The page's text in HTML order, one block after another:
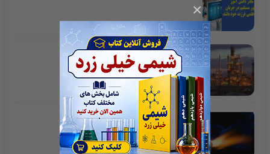
×
اتیلن
انتالپی تشکیل